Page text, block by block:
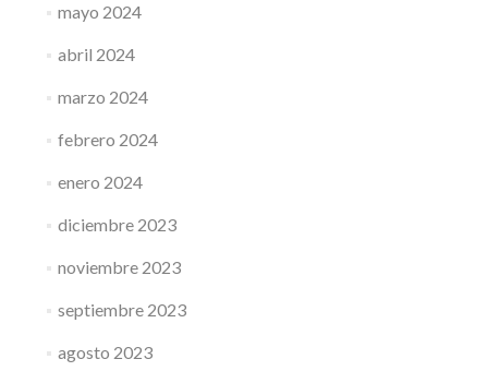
mayo 2024
abril 2024
marzo 2024
febrero 2024
enero 2024
diciembre 2023
noviembre 2023
septiembre 2023
agosto 2023